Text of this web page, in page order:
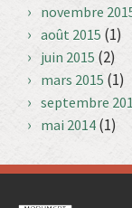
novembre
août 2015 (1)
juin 2015 (2)
mars 2015 (1)
septembre
mai 2014 (1)